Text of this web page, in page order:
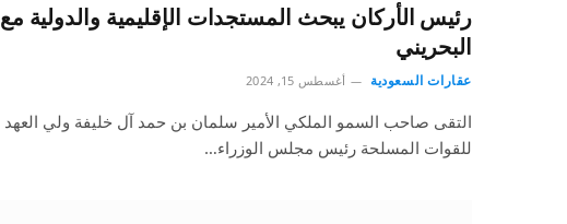
رئيس الأركان يبحث المستجدات الإقليمية والدولية
البحريني
عقارات السعودية أغسطس 15, 2024
التقى صاحب السمو الملكي الأمير سلمان بن حمد آل خليفة ولي العهد
للقوات المسلحة رئيس مجلس الوزراء…